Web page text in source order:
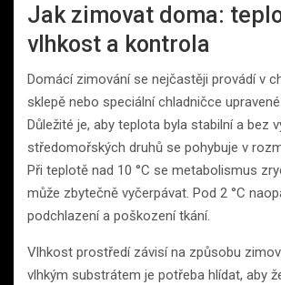
Jak zimovat doma:
vlhkost a kontrola
Domácí zimování se nejčastěji provádí v
sklepě nebo speciální chladničce
Důležité je, aby teplota byla stabilní a bez
středomořských druhů se pohybuje v
Při teplotě nad 10 °C se metabolismus
může zbytečně vyčerpávat. Pod 2 °C
podchlazení a poškození tkání.
Vlhkost prostředí závisí na způsobu
vlhkým substrátem je potřeba hlídat, aby